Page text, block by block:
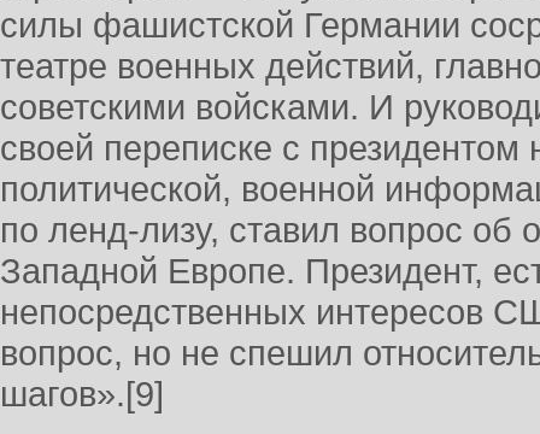
силы фашистской Германии
театре военных действий,
советскими войсками. И
своей переписке с
политической, военной
по ленд-лизу, ставил вопрос об
Западной Европе. Президент,
непосредственных интересов
вопрос, но не спешил
шагов».[9]